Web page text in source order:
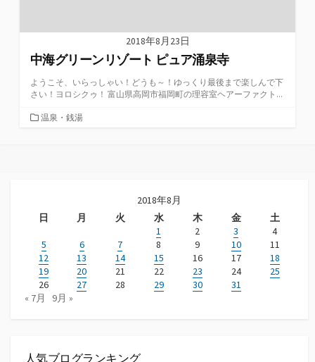
2018年8月23日
中海グリーンリゾート ピュア涌泉寺
ようこそ、いらっしゃい！どうも～！ゆっくり最後まで楽しんで下
さい！ヨロシクゥ！ 富山県高岡市福岡町の理容室ヘアーファクト...
カ温泉・銭湯
2018年8月
日
月 火 水 木 金
土
1
2 3
4
5
6 7 8 9 10
11
12
13 14 15 16 17
18
19
20 21 22 23 24
25
26
27 28 29 30
31
« 7月
9月 »
人気ブログランキング